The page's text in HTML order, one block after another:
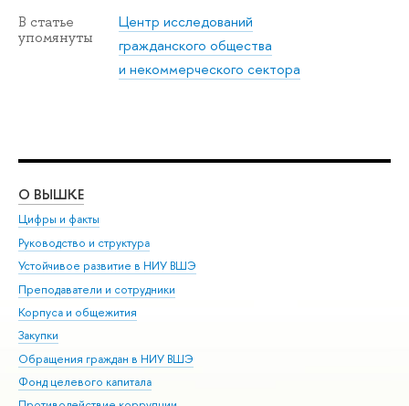
В статье
упомянуты
Центр исследований
гражданского общества
и некоммерческого сектора
О ВЫШКЕ
Цифры и факты
Руководство и структура
Устойчивое развитие в НИУ ВШЭ
Преподаватели и сотрудники
Корпуса и общежития
Закупки
Обращения граждан в НИУ ВШЭ
Фонд целевого капитала